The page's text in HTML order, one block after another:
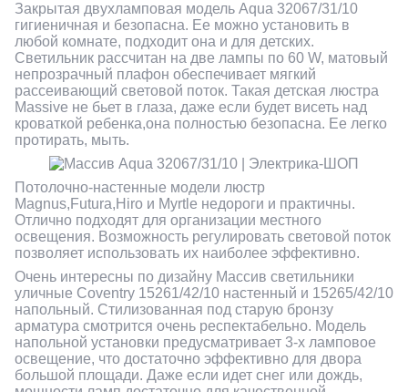
Закрытая двухламповая модель Aqua 32067/31/10
гигиеничная и безопасна. Ее можно установить в
любой комнате, подходит она и для детских.
Светильник рассчитан на две лампы по 60 W, матовый
непрозрачный плафон обеспечивает мягкий
рассеивающий световой поток. Такая детская люстра
Massive не бьет в глаза, даже если будет висеть над
кроваткой ребенка,она полностью безопасна. Ее легко
протирать, мыть.
Потолочно-настенные модели люстр
Magnus,Futura,Hiro и Myrtle недороги и практичны.
Отлично подходят для организации местного
освещения. Возможность регулировать световой поток
позволяет использовать их наиболее эффективно.
Очень интересны по дизайну Массив светильники
уличные Coventry 15261/42/10 настенный и 15265/42/10
напольный. Стилизованная под старую бронзу
арматура смотрится очень респектабельно. Модель
напольной установки предусматривает 3-х ламповое
освещение, что достаточно эффективно для двора
большой площади. Даже если идет снег или дождь,